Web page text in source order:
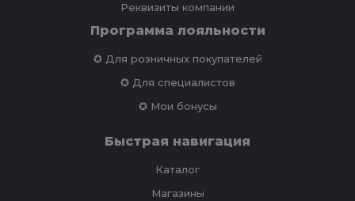
Реквизиты компании
Программа лояльности
✪ Для розничных покупателей
✪ Для специалистов
✪ Мои бонусы
Быстрая навигация
Каталог
Магазины